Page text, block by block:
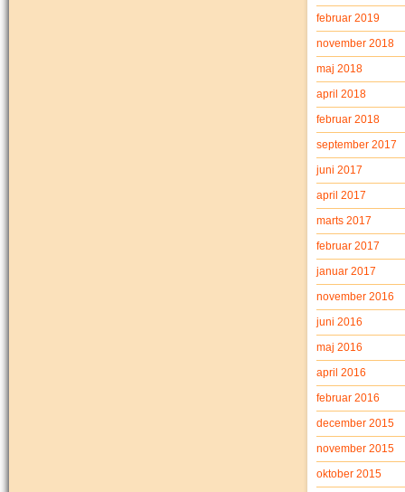
februar 2019
november 2018
maj 2018
april 2018
februar 2018
september 2017
juni 2017
april 2017
marts 2017
februar 2017
januar 2017
november 2016
juni 2016
maj 2016
april 2016
februar 2016
december 2015
november 2015
oktober 2015